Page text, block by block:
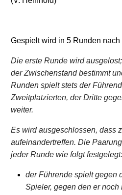
Gespielt wird in 5 Runden
Die erste Runde wird
der Zwischenstand bestimmt
Runden spielt stets der
Zweitplatzierten, der Dritte
weiter.
Es wird ausgeschlossen, dass
aufeinandertreffen. Die
jeder Runde wie folgt festgelegt:
der Führende spielt gegen
Spieler, gegen den er noch